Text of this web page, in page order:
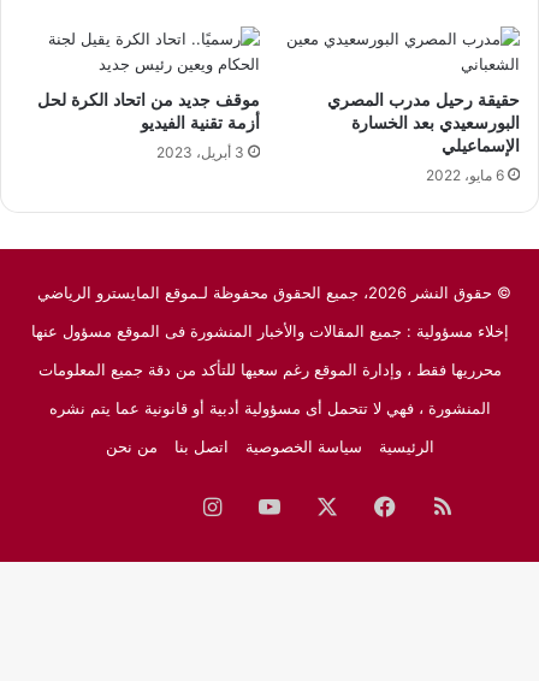
حقيقة رحيل مدرب المصري
البورسعيدي بعد الخسارة
الإسماعيلي
6 مايو، 2022
موقف جديد من اتحاد الكرة لحل
أزمة تقنية الفيديو
3 أبريل، 2023
© حقوق النشر 2026، جميع الحقوق محفوظة لـموقع المايسترو الرياضي
إخلاء مسؤولية : جميع المقالات والأخبار المنشورة فى الموقع مسؤول عنها
محرريها فقط ، وإدارة الموقع رغم سعيها للتأكد من دقة جميع المعلومات
المنشورة ، فهي لا تتحمل أى مسؤولية أدبية أو قانونية عما يتم نشره
الرئيسية
سياسة الخصوصية اتصل بنا من نحن
ملخص
الموقع
فيسبوك ‫YouTubeانستقرام
نيوز